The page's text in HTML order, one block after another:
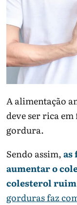
A alimentação
deve ser rica
gordura.
Sendo assim,as
aumentar o
colesterol ruim
gorduras faz